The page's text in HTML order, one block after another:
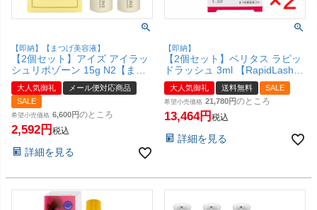
【即納】【まつげ美容液】
【2個セット】アイズ アイラッ
シュリポゾーン 15g N2【まつ
毛用ジェル まつ毛美容液】
EYEZ【メール便対応商品】
【SBT】(6024343-set2)
大人気御礼
メール便対応商品
SALE
希望小売価格 6,600 のところ
2,592 税込
詳細を見る
【即納】
【2個セット】ベリタス ラピッ
ドラッシュ 3ml 【RapidLash】
【まつげ美容液】【日本仕様正
規品】ラビットラッシュ【宅配
便送料無料】 (6023639-set2)
大人気御礼 送料無料 SALE
希望小売価格 21,780 のところ
13,464 税込
詳細を見る